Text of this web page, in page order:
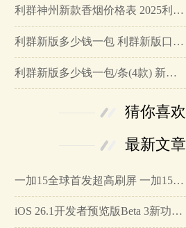
利群神州新款香烟价格表 2025利群神州新版多少钱…
利群新版多少钱一包 利群新版口感及价格介绍…
利群新版多少钱一包/条(4款) 新版利群香烟图片价格14-31元…
猜你喜欢
最新文章
一加15全球首发超高刷屏 一加15参数详细配置…
iOS 26.1开发者预览版Beta 3新功能详解…